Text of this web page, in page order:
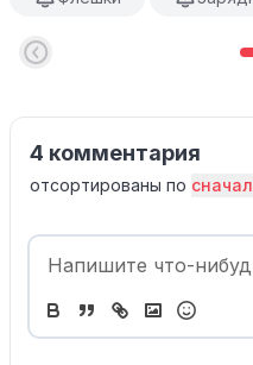
4 комментария
отсортированы по